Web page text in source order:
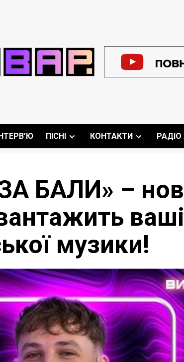
ПІСНІ КОНТАКТИ РАДІО
БАЛИ» –
музики!